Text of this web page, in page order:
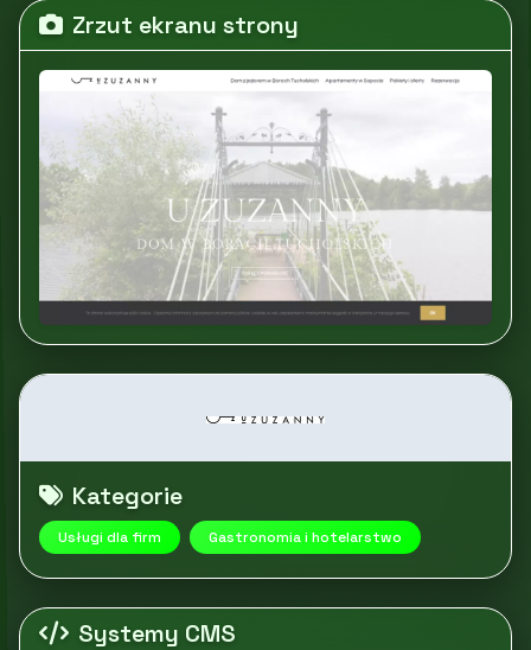
Zrzut ekranu strony
Kategorie
Usługi dla firm Gastronomia i hotelarstwo
Systemy CMS